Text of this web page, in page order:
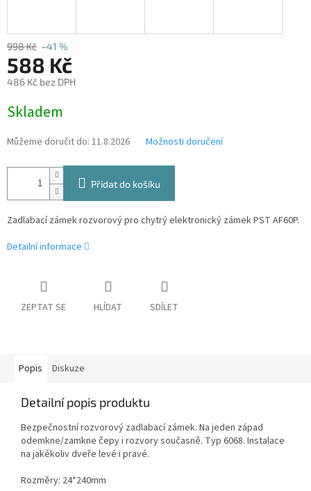
998 Kč –41 %
588 Kč
486 Kč bez DPH
cena:
Skladem
Můžeme doručit do: 11.8.2026 Možnosti doručení
Přidat do košíku
Zadlabací zámek rozvorový pro chytrý elektronický zámek PST AF60P.
Detailní informace
ZEPTAT SE HLÍDAT SDÍLET
Popis Diskuze
Detailní popis produktu
Bezpečnostní rozvorový zadlabací zámek. Na jeden západ
odemkne/zamkne čepy i rozvory současně. Typ 6068. Instalace
na jakékoliv dveře levé i pravé.
Rozměry: 24*240mm